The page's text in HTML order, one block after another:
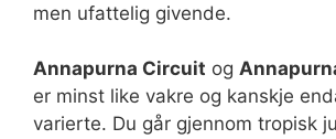
men ufattelig givende.
Annapurna Circuit og
er minst like vakre og kanskje
varierte. Du går gjennom tropisk